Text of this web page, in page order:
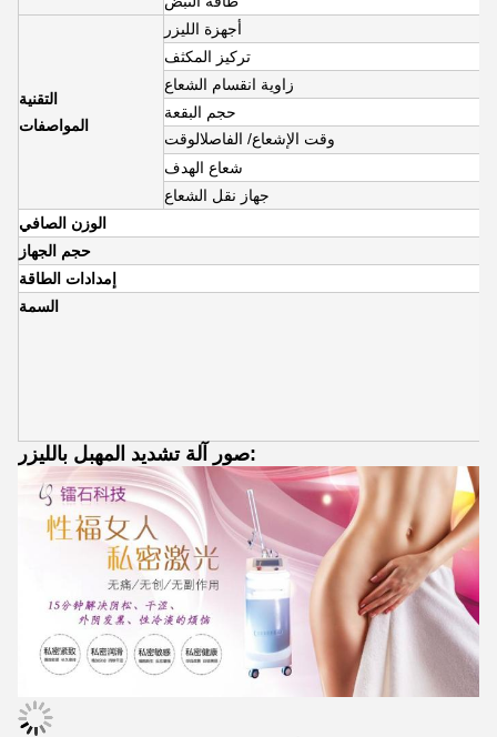
التقنية
المواصفات
أجهزة الليزر
تركيز المكثف
زاوية انقسام الشعاع
حجم البقعة
وقت الإشعاع/ الفاصلالوقت
شعاع الهدف
جهاز نقل الشعاع
الوزن الصافي
حجم الجهاز
إمدادات الطاقة
السمة
صور آلة تشديد المهبل بالليزر: